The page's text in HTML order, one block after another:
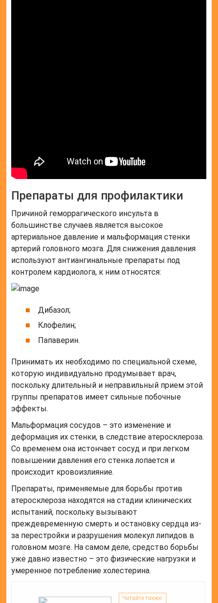
Препараты для профилактики
Причиной геморрагического инсульта в
большинстве случаев является высокое
артериальное давление и мальформация стенки
артерий головного мозга. Для снижения давления
используют антиангинальные препараты под
контролем кардиолога, к ним относятся:
Дибазол;
Клофелин;
Папаверин.
Принимать их необходимо по специальной схеме,
которую индивидуально продумывает врач,
поскольку длительный и неправильный прием этой
группы препаратов имеет сильные побочные
эффекты.
Мальформация сосудов – это изменение и
деформация их стенки, в следствие атеросклероза.
Со временем она истончает сосуд и при легком
повышении давления его стенка лопается и
происходит кровоизлияние.
Препараты, применяемые для борьбы против
атеросклероза находятся на стадии клинических
испытаний, поскольку вызывают
преждевременную смерть и остановку сердца из-
за перестройки и разрушения молекул липидов в
головном мозге. На самом деле, средство борьбы
уже давно известно – это физические нагрузки и
умеренное потребление холестерина.
Читайте также: